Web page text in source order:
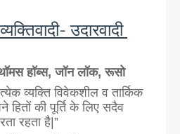
उदारवादी
हॉब्स, जॉन लॉक, रूसो
व्यक्ति विवेकशील व तार्किक
हितों की पूर्ति के लिए सदैव
रहता है|”